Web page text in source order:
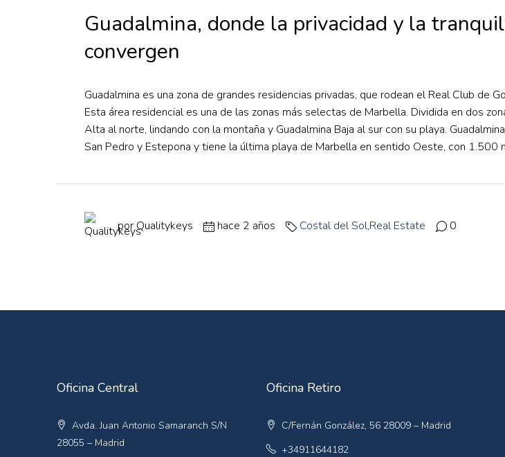
Guadalmina, donde la privacidad y la
convergen
Guadalmina es una zona de grandes residencias privadas, que rodean el Real Club de
Esta área residencial es una de las zonas más selectas de Marbella. Dividida en dos
Alta al norte, lindando con la montaña y Guadalmina Baja al sur con su playa.
San Pedro y Estepona y tiene la última playa de Marbella en sentido Oeste, con 1.500
por Qualitykeys hace 2 años Costal del Sol,Real Estate 0
Oficina Central
Avda. Juan Antonio Samaranch S/N
28055 – Madrid
Oficina Retiro
C/Fernán González, 56 28009 – Madrid
+34911644182